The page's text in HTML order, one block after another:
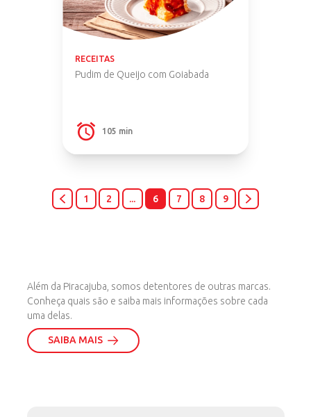
RECEITAS
Pudim de Queijo com Goiabada
105 min
1 2 ... 6 7 8 9
Além da Piracajuba, somos detentores de outras marcas.
Conheça quais são e saiba mais informações sobre cada
uma delas.
SAIBA MAIS